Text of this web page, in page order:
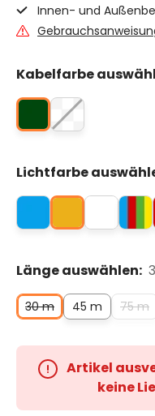
Innen- und
Kabelfarbe
Lichtfarbe
Länge auswählen:
30 m 45 m 75 m
Artikel
keine